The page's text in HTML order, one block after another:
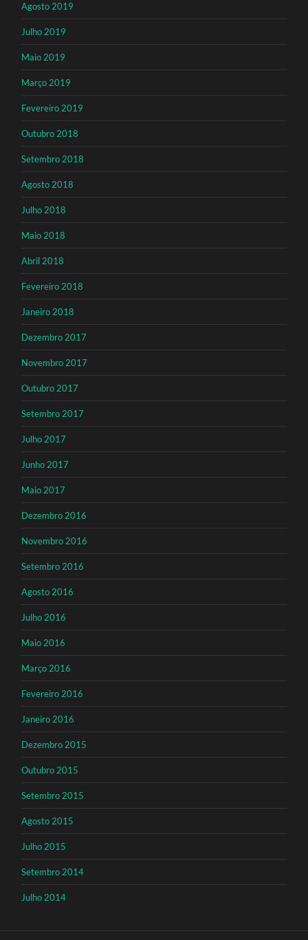
Agosto 2019
Julho 2019
Maio 2019
Março 2019
Fevereiro 2019
Outubro 2018
Setembro 2018
Agosto 2018
Julho 2018
Maio 2018
Abril 2018
Fevereiro 2018
Janeiro 2018
Dezembro 2017
Novembro 2017
Outubro 2017
Setembro 2017
Julho 2017
Junho 2017
Maio 2017
Dezembro 2016
Novembro 2016
Setembro 2016
Agosto 2016
Julho 2016
Maio 2016
Março 2016
Fevereiro 2016
Janeiro 2016
Dezembro 2015
Outubro 2015
Setembro 2015
Agosto 2015
Julho 2015
Setembro 2014
Julho 2014